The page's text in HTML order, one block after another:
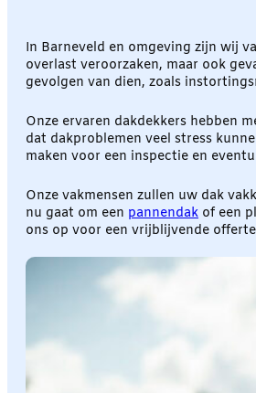
In Barneveld en omgeving zijn wij
overlast veroorzaken, maar ook
gevolgen van dien, zoals
Onze ervaren dakdekkers hebben
dat dakproblemen veel stress
maken voor een inspectie en
Onze vakmensen zullen uw dak
nu gaat om een pannendak of een
ons op voor een vrijblijvende